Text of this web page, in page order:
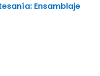
Ensamblaje